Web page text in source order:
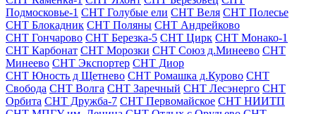
Подмосковье-1 СНТ Голубые ели СНТ Веля СНТ Полесье
СНТ Блокадник СНТ Поляны СНТ Андрейково
СНТ Гончарово СНТ Березка-5 СНТ Цирк СНТ Монако-1
СНТ Карбонат СНТ Морозки СНТ Союз д.Минеево СНТ
Минеево СНТ Экспортер СНТ Диор
СНТ Юность д Щетнево СНТ Ромашка д.Курово СНТ
Свобода СНТ Волга СНТ Заречный СНТ Лесэнерго СНТ
Орбита СНТ Дружба-7 СНТ Первомайское СНТ НИИТП